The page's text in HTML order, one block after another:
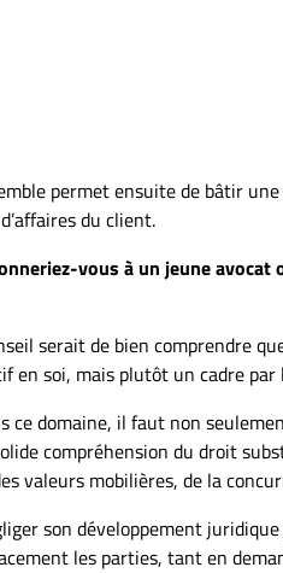
permet ensuite de bâtir
du client.
vous à un jeune
serait de bien comprendre
en soi, mais plutôt un cadre
ce domaine, il faut non
compréhension du droit
valeurs mobilières, de la
son développement
les parties, tant en